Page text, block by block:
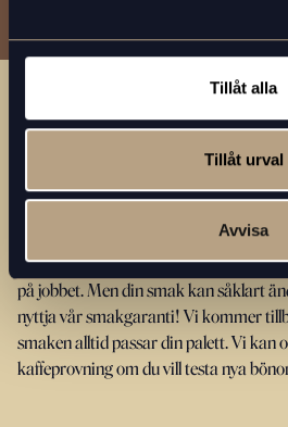
Tillåt alla
Tillåt urval
Avvisa
Alltid med
Att kalibrera maskinen så att kaffet
aromen som du vill ha är ett viktigt
på jobbet. Men din smak kan såklart
nyttja vår smakgaranti! Vi kommer
smaken alltid passar din palett. Vi kan
kaffeprovning om du vill testa nya